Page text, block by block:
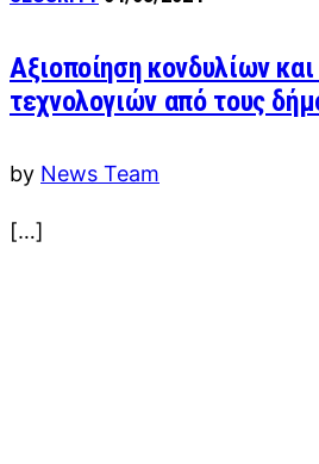
Αξιοποίηση κονδυλίων
τεχνολογιών από τους
by News Team
[…]